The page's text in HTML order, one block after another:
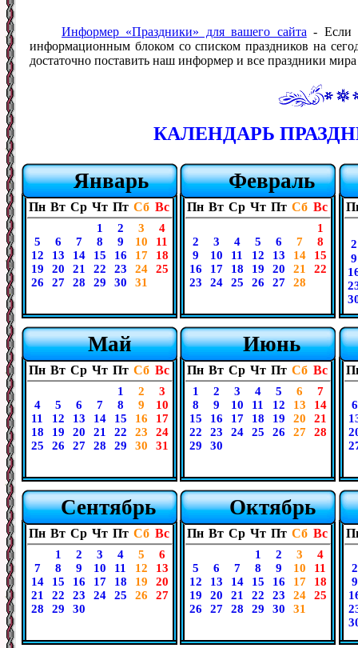
Информер «Праздники» для вашего сайта - Если
информационным блоком со списком праздников на
достаточно поставить наш информер и все праздники мира
КАЛЕНДАРЬ
Январь
Пн Вт Ср Чт Пт Сб Вс
1 2 3
4
5
6 7 8 9 10
11
12
13 14 15 16 17
18
19
20 21 22 23 24
25
26
27 28 29 30 31
Февраль
Пн Вт Ср Чт Пт Сб Вс
1
2
3 4 5 6 7
8
9
10 11 12 13 14
15
16
17 18 19 20 21
22
23
24 25 26 27 28
2
9
Май
Пн Вт Ср Чт Пт Сб Вс
1 2
3
4
5 6 7 8 9
10
11
12 13 14 15 16
17
18
19 20 21 22 23
24
25
26 27 28 29 30 31
Июнь
Пн Вт Ср Чт Пт Сб Вс
1 2 3 4 5 6
7
8
9 10 11 12 13
14
15
16 17 18 19 20
21
22
23 24 25 26 27
28
29
30
6
Сентябрь
Пн Вт Ср Чт Пт Сб Вс
1 2 3 4 5
6
7
8 9 10 11 12
13
14
15 16 17 18 19
20
21
22 23 24 25 26
27
28
29 30
Октябрь
Пн Вт Ср Чт Пт Сб Вс
1 2 3
4
5
6 7 8 9 10
11
12
13 14 15 16 17
18
19
20 21 22 23 24
25
26
27 28 29 30 31
2
9